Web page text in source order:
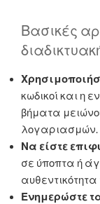
Βασικές
κωδικοί και η
βήματα
λογαριασμών.
Να είστε
σε ύποπτα ή
Ενημερώστε